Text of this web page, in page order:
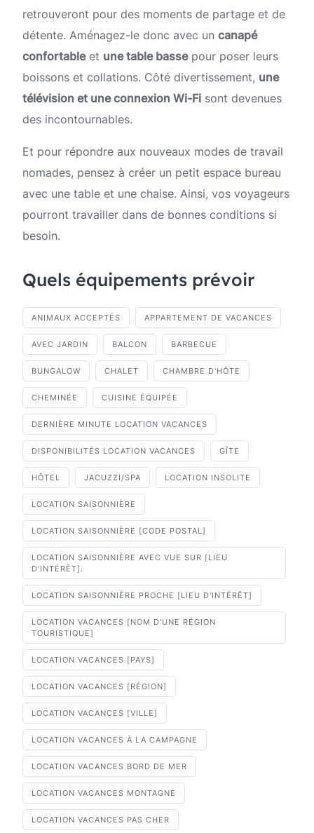
retrouveront pour des moments de partage et de
détente. Aménagez-le donc avec un canapé
confortableet une table bassepour poser leurs
boissons et collations. Côté divertissement, une
télévision et une connexion Wi-Fi sont devenues
des incontournables.
Et pour répondre aux nouveaux modes de travail
nomades, pensez à créer un petit espace bureau
avec une table et une chaise. Ainsi, vos voyageurs
pourront travailler dans de bonnes conditions si
besoin.
Quels équipements prévoir
ANIMAUX ACCEPTÉS APPARTEMENT DE VACANCES
AVEC JARDIN BALCON BARBECUE
BUNGALOW CHALET CHAMBRE D'HÔTE
CHEMINÉE CUISINE ÉQUIPÉE
DERNIÈRE MINUTE LOCATION VACANCES
DISPONIBILITÉS LOCATION VACANCES GÎTE
HÔTEL JACUZZI/SPA LOCATION INSOLITE
LOCATION SAISONNIÈRE
LOCATION SAISONNIÈRE [CODE POSTAL]
LOCATION SAISONNIÈRE AVEC VUE SUR [LIEU
D'INTÉRÊT].
LOCATION SAISONNIÈRE PROCHE [LIEU D'INTÉRÊT]
LOCATION VACANCES [NOM D'UNE RÉGION
TOURISTIQUE]
LOCATION VACANCES [PAYS]
LOCATION VACANCES [RÉGION]
LOCATION VACANCES [VILLE]
LOCATION VACANCES À LA CAMPAGNE
LOCATION VACANCES BORD DE MER
LOCATION VACANCES MONTAGNE
LOCATION VACANCES PAS CHER